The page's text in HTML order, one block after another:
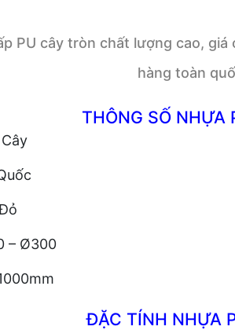
PU cây tròn chất lượng cao,
hàng toàn
THÔNG SỐ NHỰA
– Ø300
ĐẶC TÍNH NHỰA